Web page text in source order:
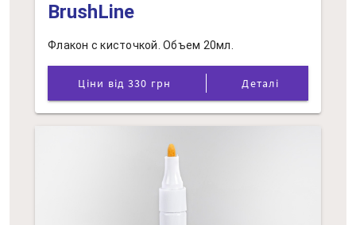
BrushLine
Флакон с кисточкой. Объем 20мл.
Ціни від 330 грн Деталі